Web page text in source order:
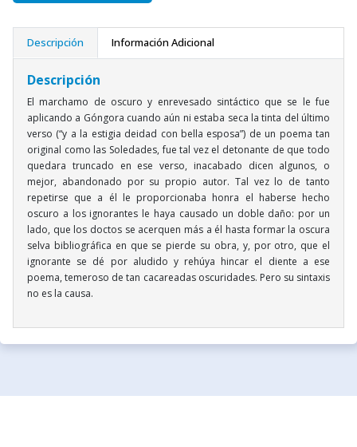
Descripción Información Adicional
Descripción
El marchamo de oscuro y enrevesado sintáctico que se le fue
aplicando a Góngora cuando aún ni estaba seca la tinta del último
verso (“y a la estigia deidad con bella esposa”) de un poema tan
original como las Soledades, fue tal vez el detonante de que todo
quedara truncado en ese verso, inacabado dicen algunos, o
mejor, abandonado por su propio autor. Tal vez lo de tanto
repetirse que a él le proporcionaba honra el haberse hecho
oscuro a los ignorantes le haya causado un doble daño: por un
lado, que los doctos se acerquen más a él hasta formar la oscura
selva bibliográfica en que se pierde su obra, y, por otro, que el
ignorante se dé por aludido y rehúya hincar el diente a ese
poema, temeroso de tan cacareadas oscuridades. Pero su sintaxis
no es la causa.